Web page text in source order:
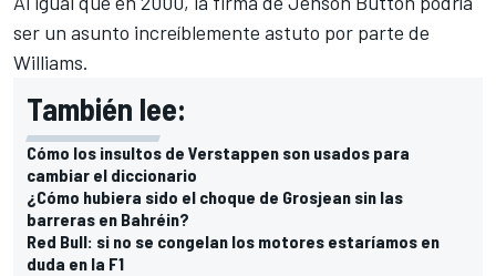
ser un asunto increíblemente astuto por parte de
Williams.
También lee:
Cómo los insultos de Verstappen son usados para
cambiar el diccionario
¿Cómo hubiera sido el choque de Grosjean sin las
barreras en Bahréin?
Red Bull: si no se congelan los motores estaríamos en
duda en la F1